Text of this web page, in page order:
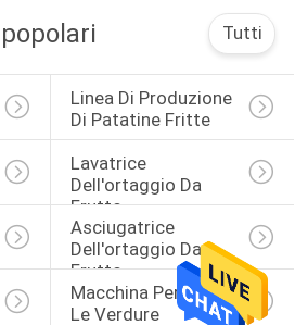
Tutti
Linea Di Produzione
Di Patatine Fritte
Lavatrice
Dell'ortaggio Da
Frutto
Asciugatrice
Dell'ortaggio Da
Frutto
Macchina Per Pelare
Le Verdure